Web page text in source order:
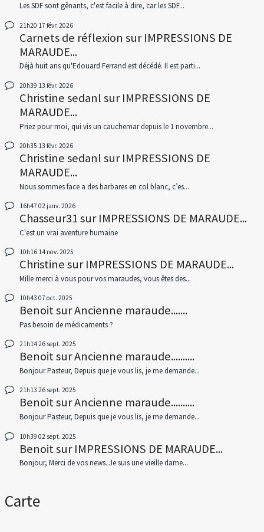
Les SDF sont gênants, c'est facile à dire, car les SDF...
21h20 17 févr. 2026
Carnets de réflexion surIMPRESSIONS DE
MARAUDE...
Déjà huit ans qu'Edouard Ferrand est décédé. Il est parti...
20h39 13 févr. 2026
Christine sedanlsurIMPRESSIONS DE
MARAUDE...
Priez pour moi, qui vis un cauchemar depuis le 1 novembre...
20h35 13 févr. 2026
Christine sedanlsurIMPRESSIONS DE
MARAUDE...
Nous sommes face a des barbares en col blanc, c’es...
16h47 02 janv. 2026
Chasseur31surIMPRESSIONS DE MARAUDE...
C'est un vrai aventure humaine
10h16 14 nov. 2025
ChristinesurIMPRESSIONS DE MARAUDE...
Mille merci à vous pour vos maraudes, vous êtes des...
10h43 07 oct. 2025
BenoitsurAncienne maraude.......
Pas besoin de médicaments ?
21h1426 sept. 2025
BenoitsurAncienne maraude..........
Bonjour Pasteur, Depuis que je vous lis, je me demande...
21h13 26 sept. 2025
BenoitsurAncienne maraude..........
Bonjour Pasteur, Depuis que je vous lis, je me demande...
10h39 02 sept. 2025
BenoitsurIMPRESSIONS DE MARAUDE...
Bonjour, Merci de vos news. Je suis une vieille dame...
Carte